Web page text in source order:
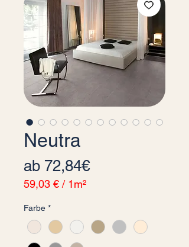
Neutra
ab 72,84€Sale-Preis
59,03 € / 1m²
pro
1
Quadratmeter
Farbe *